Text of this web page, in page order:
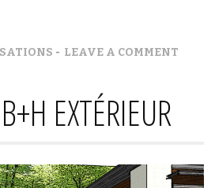
LEAVE A COMMENT
EXTÉRIEUR